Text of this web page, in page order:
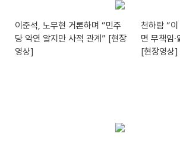
이준석, 노무현 거론하며 “민주
당 악연 알지만 사적 관계” [현장
영상]
천하람 “
면 무책임
[현장영상]